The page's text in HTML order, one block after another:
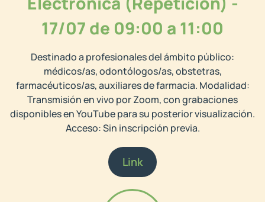
17/07 de 09:00 a 11:00
Destinado a profesionales del ámbito público:
médicos/as, odontólogos/as, obstetras,
farmacéuticos/as, auxiliares de farmacia. Modalidad:
Transmisión en vivo por Zoom, con grabaciones
disponibles en YouTube para su posterior visualización.
Acceso: Sin inscripción previa.
Link